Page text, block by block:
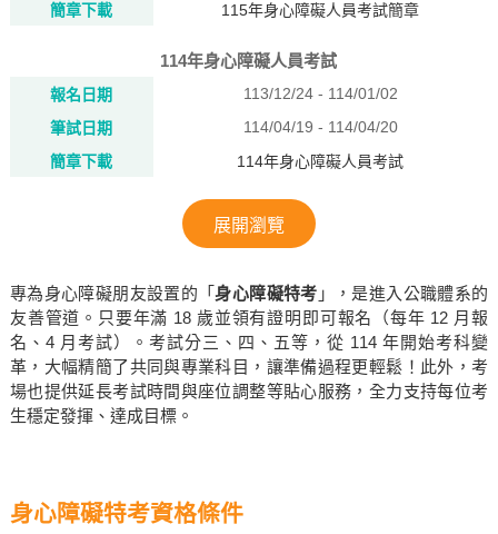
簡章下載
115年身心障礙人員考試簡章
114年身心障礙人員考試
報名日期
113/12/24 - 114/01/02
筆試日期
114/04/19 - 114/04/20
簡章下載
114年身心障礙人員考試
展開瀏覽
專為身心障礙朋友設置的「身心障礙特考 」，是進入公職體系的
友善管道。只要年滿 18 歲並領有證明即可報名（每年 12 月報
名、4 月考試）。考試分三、四、五等，從 114 年開始考科變
革，大幅精簡了共同與專業科目，讓準備過程更輕鬆！此外，考
場也提供延長考試時間與座位調整等貼心服務，全力支持每位考
生穩定發揮、達成目標。
身心障礙特考資格條件